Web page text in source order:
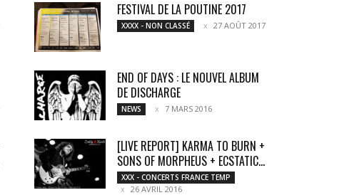
FESTIVAL DE LA POUTINE 2017
XXXX - NON CLASSÉ 27 AOÛT 2017
END OF DAYS : LE NOUVEL ALBUM
DE DISCHARGE
NEWS 7 MARS 2016
[LIVE REPORT] KARMA TO BURN +
SONS OF MORPHEUS + ECSTATIC...
XXX - CONCERTS FRANCE TEMP
26 AVRIL 2016